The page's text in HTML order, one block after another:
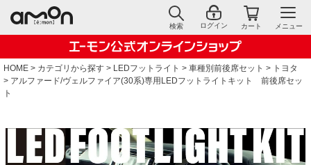
検索 ログイン カート メニュー
HOME カテゴリから探す LEDフットライト 車種別前後席セット
トヨタ
アルファード/ヴェルファイア(30系)専用LEDフットライトキット 前後席セッ
ト